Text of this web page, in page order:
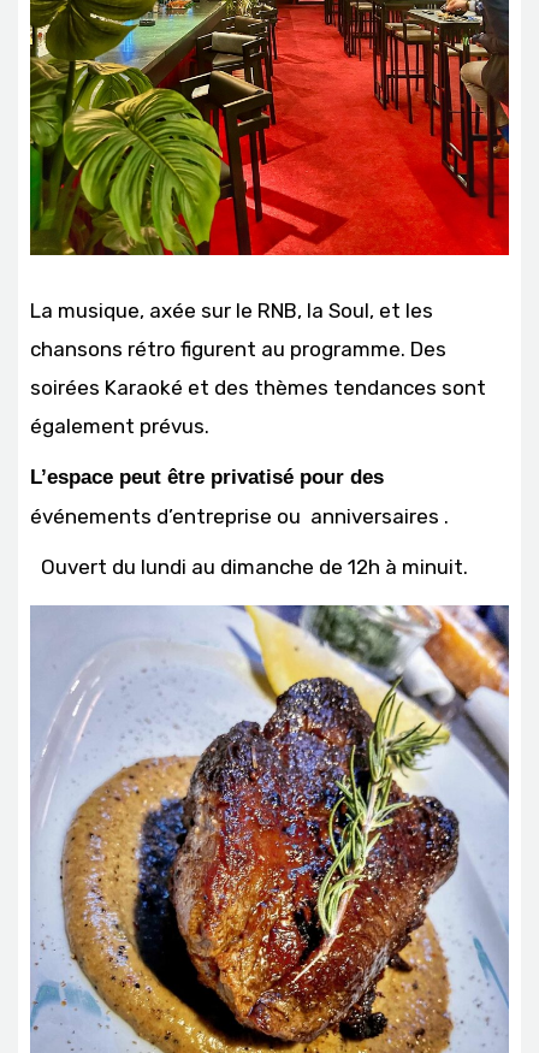
La musique, axée sur le RNB, la Soul, et les
chansons rétro figurent au programme. Des
soirées Karaoké et des thèmes tendances sont
également prévus.
L’espace peut être privatisé pour des
événements d’entreprise ou anniversaires .
Ouvert du lundi au dimanche de 12h à minuit.